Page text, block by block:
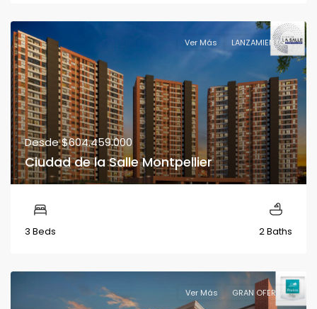
Ver Más LANZAMIENTO
Desde$604.459.000
Ciudad de la Salle Montpellier
3 Beds 2 Baths
Ver Más GRAN OFERTA